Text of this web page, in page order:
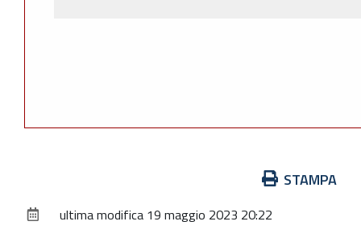
documento
STAMPA
ultima modifica 19 maggio 2023 20:22